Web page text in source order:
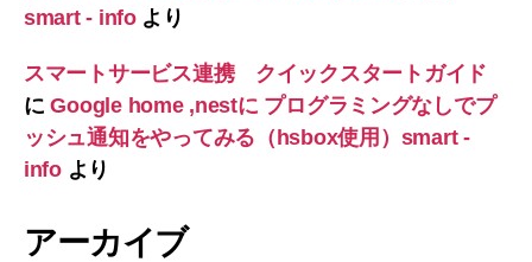
smart - infoより
スマートサービス連携 クイックスタートガイド
にGoogle home ,nestに プログラミングなしでプ
ッシュ通知をやってみる（hsbox使用）smart -
infoより
アーカイブ